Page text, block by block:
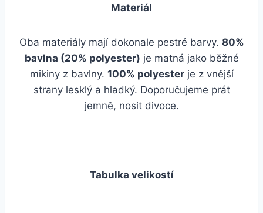
Materiál
Oba materiály mají dokonale pestré barvy. 80%
bavlna (20% polyester) je matná jako běžné
mikiny z bavlny. 100% polyesterje z vnější
strany lesklý a hladký. Doporučujeme prát
jemně, nosit divoce.
Tabulka velikostí